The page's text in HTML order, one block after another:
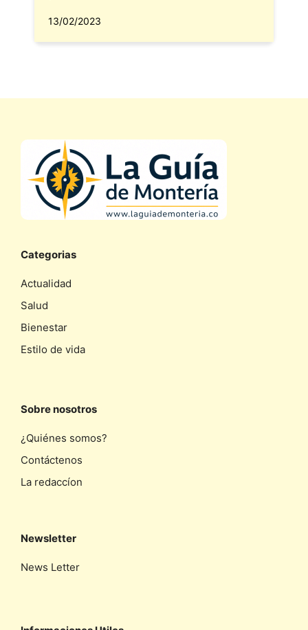
13/02/2023
Categorias
Actualidad
Salud
Bienestar
Estilo de vida
Sobre nosotros
¿Quiénes somos?
Contáctenos
La redaccíon
Newsletter
News Letter